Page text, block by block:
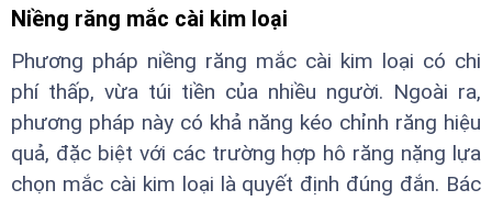
Niềng răng mắc cài kim loại
Phương pháp niềng răng mắc cài kim loại có chi
phí thấp, vừa túi tiền của nhiều người. Ngoài ra,
phương pháp này có khả năng kéo chỉnh răng hiệu
quả, đặc biệt với các trường hợp hô răng nặng lựa
chọn mắc cài kim loại là quyết định đúng đắn. Bác